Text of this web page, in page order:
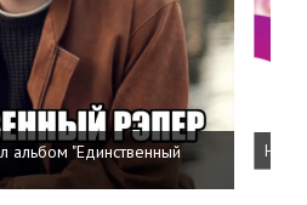
альбом "Единственный